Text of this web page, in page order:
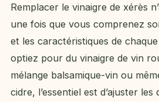
Remplacer le vinaigre de xérès
une fois que vous comprenez
et les caractéristiques de
optiez pour du vinaigre de vin
mélange balsamique-vin ou
cidre, l’essentiel est d’ajuster les